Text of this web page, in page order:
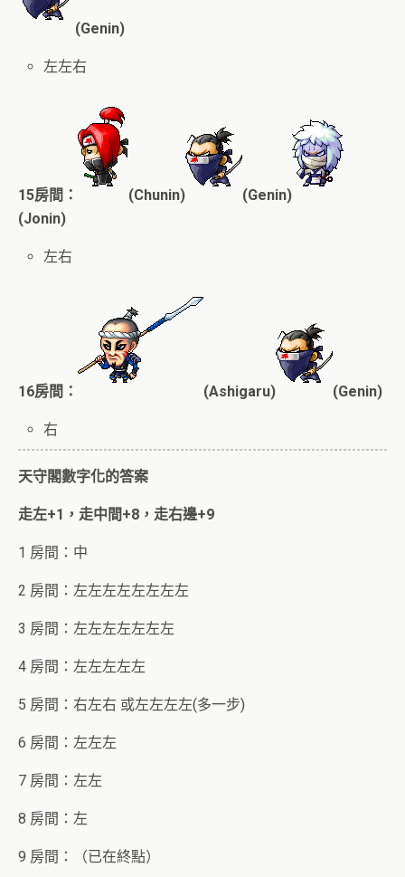
(Genin)
左左右
15房間： (Chunin)
(Genin)
(Jonin)
左右
16房間： (Ashigaru) (Genin)
右
天守閣數字化的答案
走左+1，走中間+8，走右邊+9
1 房間：中
2 房間：左左左左左左左左
3 房間：左左左左左左左
4 房間：左左左左左
5 房間：右左右 或左左左左(多一步)
6 房間：左左左
7 房間：左左
8 房間：左
9 房間：（已在終點）